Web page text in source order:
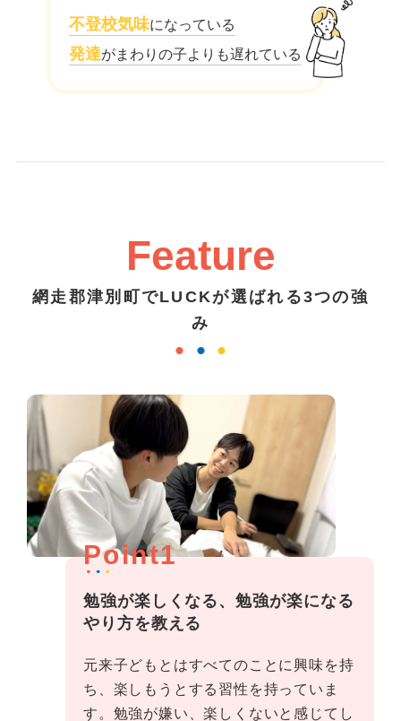
不登校気味になっている
発達がまわりの子よりも遅れている
Feature
網走郡津別町でLUCKが選ばれる3つの強
み
Point1
勉強が楽しくなる、勉強が楽になる
やり方を教える
元来子どもとはすべてのことに興味を持
ち、楽しもうとする習性を持っていま
す。勉強が嫌い、楽しくないと感じてし